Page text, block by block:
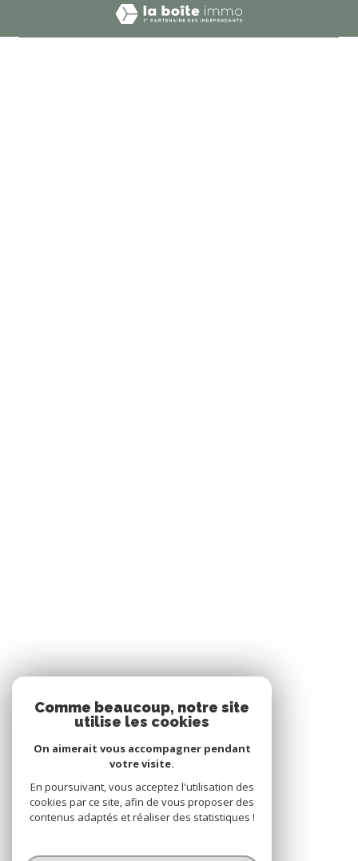
Comme beaucoup, notre site
utilise les cookies
On aimerait vous accompagner pendant
votre visite.
En poursuivant, vous acceptez l'utilisation des
cookies par ce site, afin de vous proposer des
contenus adaptés et réaliser des statistiques !